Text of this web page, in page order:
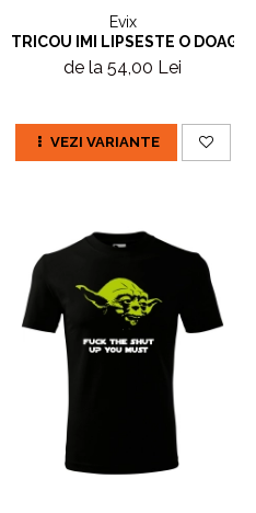
Evix
TRICOU IMI LIPSESTE O DOAGA
de la 54,00 Lei
VEZI VARIANTE